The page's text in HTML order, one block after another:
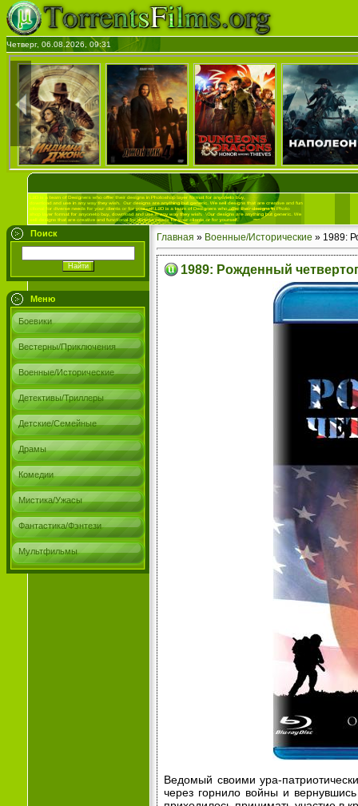
Четверг, 06.08.2026, 09:31
Поиск
Меню
Боевики
Вестерны/Приключения
Военные/Исторические
Детективы/Триллеры
Детские/Семейные
Драмы
Комедии
Мистика/Ужасы
Фантастика/Фэнтези
Мультфильмы
Главная » Военные/Исторические » 1989:
1989: Рожденный
Ведомый своими ура-
через горнило войны и